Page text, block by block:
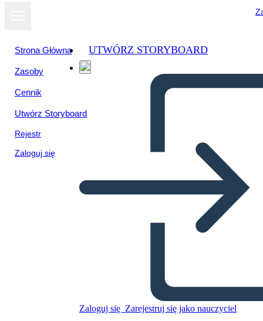
Strona Główna
Zasoby
Cennik
Utwórz Storyboard
Rejestr
Zaloguj się
UTWÓRZ STORYBOARD
Zaloguj się Zarejestruj się jako nauczyciel
ציר הרשות המחוקקת